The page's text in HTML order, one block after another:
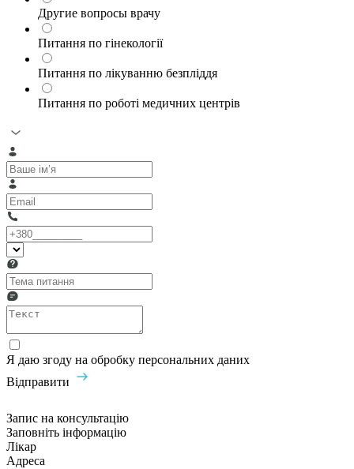
Другие вопросы врачу
Питання по гінекології
Питання по лікуванню безпліддя
Питання по роботі медичних центрів
Я даю згоду на обробку персональних даних
Відправити
Запис на консультацію
Заповніть інформацію
Лікар
Адреса